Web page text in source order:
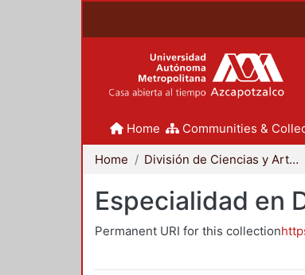
Home Communities &
Home División de Ciencias y Artes para el Diseño
Especialidad en
Permanent URI for this collection